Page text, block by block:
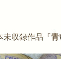
未収録作品『青